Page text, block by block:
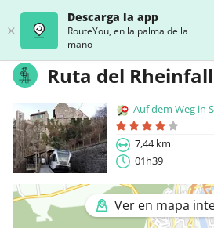
Descarga la app
RouteYou, en la palma de la
mano
Ruta del Rheinfall
Auf dem Weg in
7,44 km
01h39
Ver en mapa